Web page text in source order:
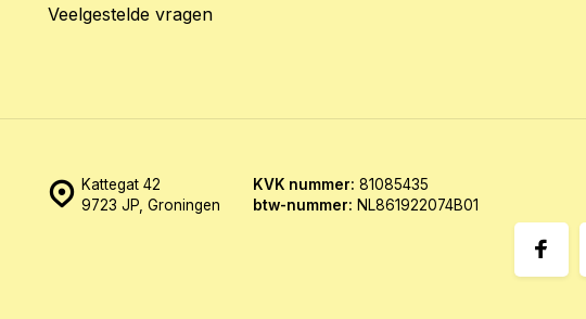
Veelgestelde vragen
Kattegat 42
9723 JP, Groningen
KVK nummer: 81085435
btw-nummer: NL861922074B01